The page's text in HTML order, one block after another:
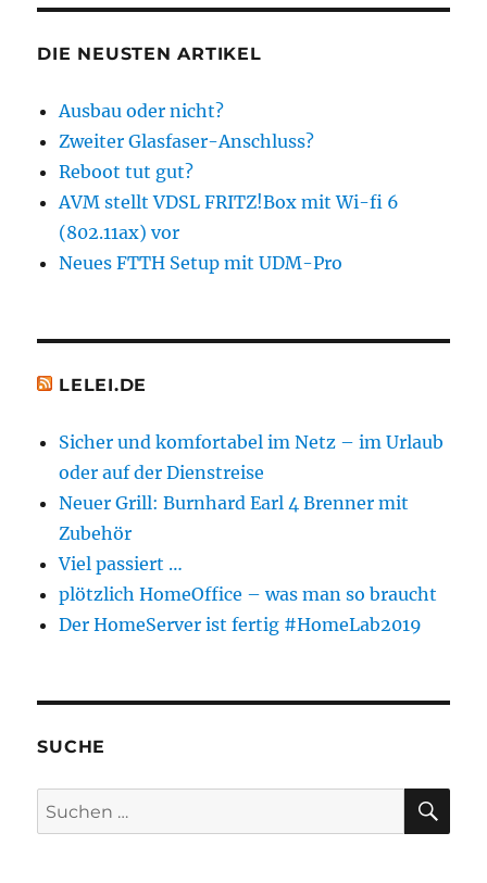
Pakete?
Beiträge
E
DIE NEUSTEN ARTIKEL
Ausbau oder nicht?
Zweiter Glasfaser-Anschluss?
Reboot tut gut?
AVM stellt VDSL FRITZ!Box mit Wi-fi 6
(802.11ax) vor
Neues FTTH Setup mit UDM-Pro
LELEI.DE
Sicher und komfortabel im Netz – im Urlaub
oder auf der Dienstreise
Neuer Grill: Burnhard Earl 4 Brenner mit
Zubehör
Viel passiert …
plötzlich HomeOffice – was man so braucht
Der HomeServer ist fertig #HomeLab2019
SUCHE
Suchen
nach: